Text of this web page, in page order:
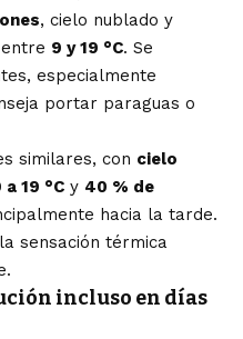
, cielo nublado y
9 y 19 °C. Se
especialmente
portar paraguas o
similares, con cielo
a 19 °C y 40 % de
hacia la tarde.
sensación térmica
incluso en días